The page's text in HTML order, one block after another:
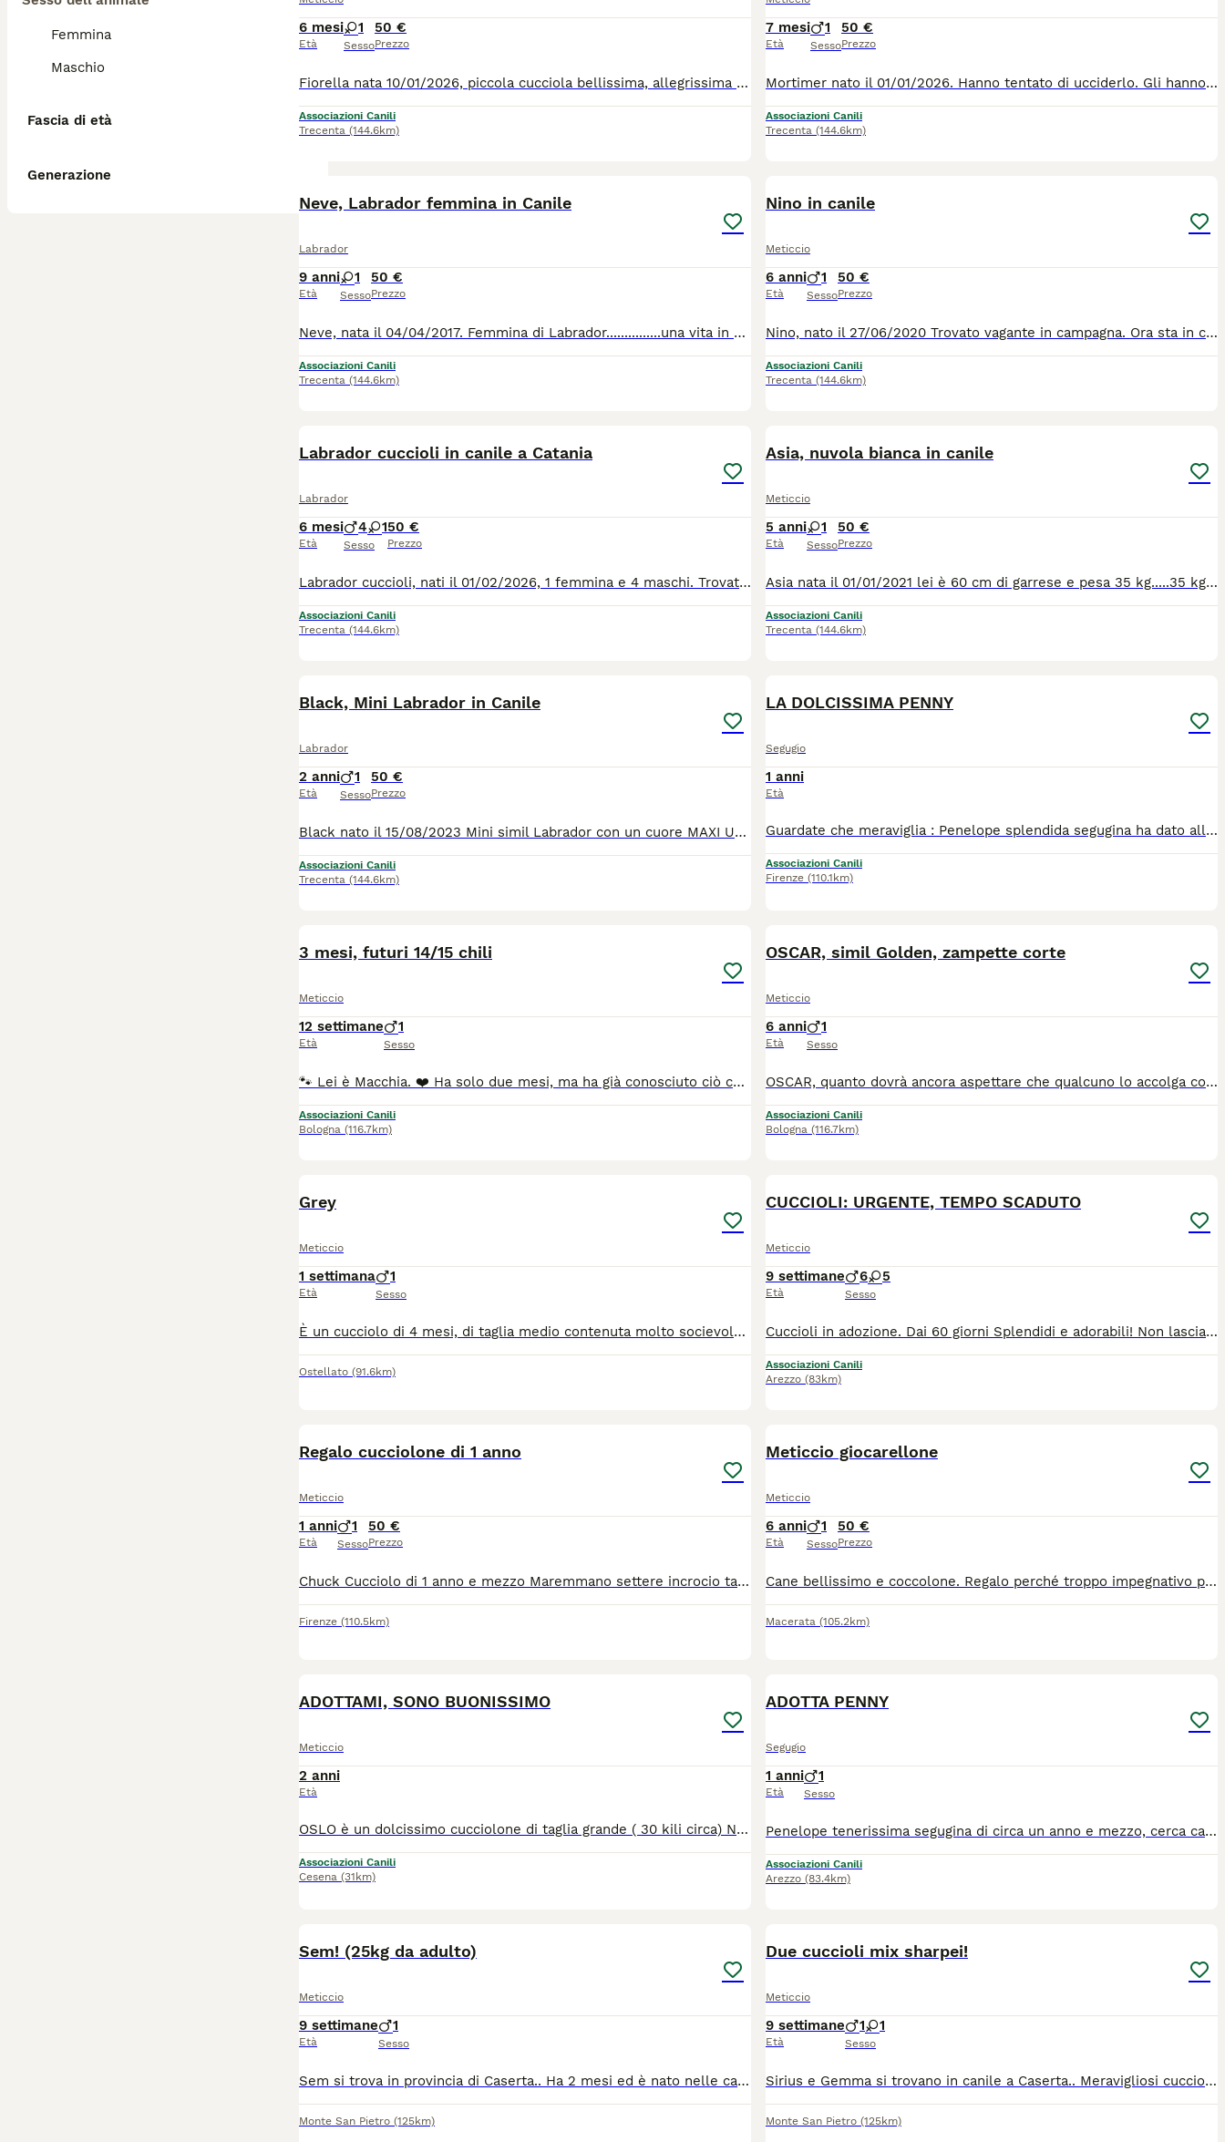
Femmina
Maschio
Fascia di età
Generazione
6 mesi
Età
1
Sesso
50 €
Prezzo
Fiorella nata 10/01/2026, piccola cucciola bellissima, allegrissima e giocosa. Possiamo trovare per lei una casa, prima che il canile la rende fobica e malata ? Per tutte le info chiamate il 0039/3714497821
Associazioni Canili
Trecenta (144.6km)
7 mesi
Età
1
Sesso
50 €
Prezzo
Mortimer nato il 01/01/2026. Hanno tentato di ucciderlo. Gli hanno fatto mangiare ossa di pollo, pelle e derivati con puntine da disegno. Lui non è morto, perché una persona lo ha sentito guaire dai dolori e lo ha portato subito al soccorso veterinario. Li è stato pulito l'addome, dove per fortuna questo "cibo" era rimasto. Se passava oltre, il cucciolo moriva, anzi, lo dovevano sopprimere. Lui è un cucciolo tanto buono e carino e non ha smesso di fidarsi delle persone. Per tutte le info chiamate il 0039/3714497821
Associazioni Canili
Trecenta (144.6km)
Neve, Labrador femmina in Canile
Labrador
9 anni
Età
1
Sesso
50 €
Prezzo
Neve, nata il 04/04/2017. Femmina di Labrador...............una vita in canile senza mai sentire l'erba sotto le zampe, correre sotto il sole e vedere il cielo e gli uccelli volare. Chi vuole regalare a questa bellissima e dolcissima bimba una bella casa per sempre ? Lei va d'accordo con tutti i suoi simili. Per tutte le info 0039/3714497821
Associazioni Canili
Trecenta (144.6km)
Nino in canile
Meticcio
6 anni
Età
1
Sesso
50 €
Prezzo
Nino, nato il 27/06/2020 Trovato vagante in campagna. Ora sta in canile fra le mura di cemento, il freddo pavimento e 1200 cani che abbaiano dalla mattina alla sera. Lui ne soffre. Troviamo qualcuno che li regala la tranquilità che lui sogna ? Nino è un bravo cane che se lo merita. Per tutte le info 0039/3714497821
Associazioni Canili
Trecenta (144.6km)
Labrador cuccioli in canile a Catania
Labrador
6 mesi
Età
4 1
Sesso
50 €
Prezzo
Labrador cuccioli, nati il 01/02/2026, 1 femmina e 4 maschi. Trovati soli soletti abbandonati in campagna, senza madre, senza cibo, pieni di parassiti . Ora sono al sicuro, ma certamente non sono in un bel posto per dei cuccioli. Chi vuole tirare fuori dal canile un cucciolo, per risparmiarli la sofferenza del canile ? I cuccioli si trovano a Catania, ma possono arrivare in tutta italia con la staffetta ! Per tutte le info chiamate il 00393714497821
Associazioni Canili
Trecenta (144.6km)
Asia, nuvola bianca in canile
Meticcio
5 anni
Età
1
Sesso
50 €
Prezzo
Asia nata il 01/01/2021 lei è 60 cm di garrese e pesa 35 kg.....35 kg di amore puro ! Un nuvola bianca da coccolare ! Bella, buona e coccolosa ! Lei è stata sequestrata al suo padrone, che la maltrattava. Per farla sembrare cattiva, pericolosa ed aggresiva, le ha tagliato anche le orecchie ! Povero piccolo amore. Ma lei non ha mai smesso di amare gli esseri umani, perchè lei ha un cuore troppo grande. Sarebbe ora, che lei esce dal canile per entrare in una casa tutta sua con una famiglia tutta sua. è brava, buona e va d'accordo con tutti ! per tutte le info chiamate il 0039/3714497821
Associazioni Canili
Trecenta (144.6km)
Black, Mini Labrador in Canile
Labrador
2 anni
Età
1
Sesso
50 €
Prezzo
Black nato il 15/08/2023 Mini simil Labrador con un cuore MAXI Un cane super buono e bravo con tutti, anche con i suoi simili. Come quasi tutti i cani in Sicilia, anche lui è stato trovato vagante in aperta campagna in condizione pietose. Ora è un po' guarito, la la vera guarigione puo' solo avvenire quando trova la sua casa e la sua famiglia. Chi è intenzionato a regalarli questo ci può contattare al 0039/3714497821
Associazioni Canili
Trecenta (144.6km)
LA DOLCISSIMA PENNY
Segugio
1 anni
Età
Guardate che meraviglia : Penelope splendida segugina ha dato alla luce 10 tenere polpette! Una più dolce dell'altra... ovviamente anche Penelope cerca casa, è una segugina buonissima, coccolona di circa 1 annetto e mezzo Chi vuole amarla per la vita? Si cerca per lei casa con giardino, essendo cmq un cane da caccia Si trova in pr di Frosinone e verrà affidata a fine aprile, al nord e centro Italia dopo che avrà finito di allattare dopo che verrà sterilizzata Per informazioni scrivete una piccola presentazione su whazz app 3204847756
Associazioni Canili
Firenze (110.1km)
3 mesi, futuri 14/15 chili
Meticcio
12 settimane
Età
1
Sesso
🐾 Lei è Macchia. ❤️ Ha solo due mesi, ma ha già conosciuto ciò che nessun cucciolo dovrebbe vivere. La sua storia è fatta di solitudine, fame e giornate trascorse da randagia, in balia di un destino che avrebbe potuto portarla via troppo presto. Oggi, però, la sua vita è cambiata. Grazie al grande cuore delle volontarie Macchia è finalmente al sicuro. Ma il suo lieto fine non è ancora arrivato. Ora aspetta una famiglia che la scelga per sempre. Una famiglia che la guardi negli occhi e si innamori di quella dolcissima macchiolina sul suo musetto, del suo sguardo pieno di speranza e della sua voglia di vivere. Perché diciamocelo… come si fa a non innamorarsi di lei? Macchia sarà affidata spulciata, sverminata, vaccinata e con microchip, previo iter di preaffido. Questa bimba sarà una taglia media contenuta, max 15 kg 📍 Siamo ad Eboli (SA) ☎️ Per informazioni: 338 593 0994. Lei dopo visita conoscitiva pre affido arriva con staffetta autorizzata ASL in tutto il Centro Nord, con vaccini e libretto sanitario
Associazioni Canili
Bologna (116.7km)
OSCAR, simil Golden, zampette corte
Meticcio
6 anni
Età
1
Sesso
OSCAR, quanto dovrà ancora aspettare che qualcuno lo accolga con se? E' bello, dolce e simpatico, simile ad un Golden Retriever, ma con le zampotte corte, che insieme ai suoi circa 28 chili di peso e al suo bel carattere, lo rendono davvero adorabile, ha 7 anni circa, tenero e dolce come pochi, molto affettuoso, e socievole con le persone, un cane buono che saprà donare tanto amore a chi le aprirà le porte di casa. Ama giocare e cerca sempre il contatto umano, e le coccole. Oscar sta in rifugio e soffre molto il box. Non va d'accordo con cani maschi e con gatti. Sì invece con le femmine. E' sano, negativo malattie mediterranee, sterilizzato e vaccinato. Chiedete di Oscar, tramite messaggio Whatsapp ad Alessandra 3926279483. Dopo controlli preaffido arriva da Palermo in tutto il Centro Nord. Non facciamolo restare in rifugio.
Associazioni Canili
Bologna (116.7km)
Grey
Meticcio
1 settimana
Età
1
Sesso
È un cucciolo di 4 mesi, di taglia medio contenuta molto socievole con gli altri cani ed affettuoso con le persone, ma avrà bisogno di educazione e socialità e tempo a disposizione da dedicare a lui. Si trova in provincia di Salerno, ma può raggiungere anche il centro qNord. Se interessati lasciate un messaggio di presentazione con età tipologia di abitazione tempo dedicare i cani specificando se il cane sta dentro oppure fuori.
Ostellato (91.6km)
CUCCIOLI: URGENTE, TEMPO SCADUTO
Meticcio
9 settimane
Età
6 5
Sesso
Cuccioli in adozione. Dai 60 giorni Splendidi e adorabili! Non lasciateli crescere soli, sono stati abbandonati. Urgono adozioni, tanti di loro rischiano di finire in campagna, non abbiamo più posto dove accoglierli!!! Per informazioni: 3 40 57 83 896 arrivano con staffetta a Firenze nord o Arezzo. Future taglie medie sui venticinque chili da grandi. Li affidiamo sverminati vaccinati e chippati
Associazioni Canili
Arezzo (83km)
Regalo cucciolone di 1 anno
Meticcio
1 anni
Età
1
Sesso
50 €
Prezzo
Chuck Cucciolo di 1 anno e mezzo Maremmano settere incrocio taglia media/grande Regalo Bisogna di casa con giardino
Firenze (110.5km)
Meticcio giocarellone
Meticcio
6 anni
Età
1
Sesso
50 €
Prezzo
Cane bellissimo e coccolone. Regalo perché troppo impegnativo per mia madre anziana. Giocarellone e sempre pronto alle coccole, veramente docile.
Macerata (105.2km)
ADOTTAMI, SONO BUONISSIMO
Meticcio
2 anni
Età
OSLO è un dolcissimo cucciolone di taglia grande ( 30 kili circa) Nato il 30 giugno 2024, mix maremmano..... Ha visto andar via tutti i fratellini e anche la mamma Luna .... lui è rimasto nel box in attesa che qualcuno si accorga di lui Affettuoso e buono, NON MERITA DI CRESCERE IN UN BOX CHI VUOLE SALVARLO? Si trova in pr di frosinone, adottabile al nord e centro iTalia, con vaccini e chip Adozione seria e consapevole, OSLO dovrà essere parte integrante della famiglia Se interessati scrivete una piccola presentazione su whzz app 3772368159 3204847756
Associazioni Canili
Cesena (31km)
ADOTTA PENNY
Segugio
1 anni
Età
1
Sesso
Penelope tenerissima segugina di circa un anno e mezzo, cerca casa! E' molto buona e coccolona, alla ricerca di attenzioni Chi vuole amarla per la vita? Si cerca per lei casa con giardino, essendo cmq un cane da caccia Si trova in pr di Frosinone e verrà affidata a fine aprile, al nord e centro Italia vaccinata e sterilizzata Per informazioni scrivete una piccola presentazione su whazz app 3204847756
Associazioni Canili
Arezzo (83.4km)
Sem! (25kg da adulto)
Meticcio
9 settimane
Età
1
Sesso
Sem si trova in provincia di Caserta.. Ha 2 mesi ed è nato nelle campagne di Caserta.. L'unico sopravvissuto è lui e la sua mamma, gli altri fratelli sono tutti morti.. Per evitargli il canile dove spesso muoiono tanti cuccioli cerchiamo una famiglia responsabile che si innamori di lui.. Si affida vaccinato e microchippato.. Adottabile in tutta la Campania e centro nord Italia dopo il pre affido con la staffetta.. Sarete accompagnati per un'adozione consapevole pet la gestione, sicurezza e benessere del proprio cane.
Monte San Pietro (125km)
Due cuccioli mix sharpei!
Meticcio
9 settimane
Età
1 1
Sesso
Sirius e Gemma si trovano in canile a Caserta.. Meravigliosi cuccioli di 2/3 mesi.. Il caldo non salva nessuno e la loro sorella è morta dal caldo... La volontaria sta facendo di tutto per dare un futuro migliore a loro, ma nessuno li vuole adottare.. Si affida sicuramente a chi è consapevole a cosa comporta la gestione di questo incrocio.... Sono dolcissimi.. Meglio la convivenza con altri cani di sesso opposto.. Finché sono piccoli possono abituarsi alla presenza dei gatti.. Per la femmina Gemma soprattutto obbligo sterilizzazione.. Adottabile in tutta la Campania e centro nord Italia dopo il pre affido con la staffetta.. Sarete accompagnati se vorrete per un'adozione consapevole per la gestione, sicurezza e benessere del proprio cane...
Monte San Pietro (125km)